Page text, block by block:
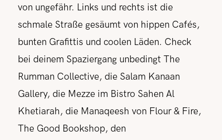
von ungefähr. Links und rechts ist die
schmale Straße gesäumt von hippen Cafés,
bunten Grafittis und coolen Läden. Check
bei deinem Spaziergang unbedingt The
Rumman Collective, die Salam Kanaan
Gallery, die Mezze im Bistro Sahen Al
Khetiarah, die Manaqeesh von Flour & Fire,
The Good Bookshop, den